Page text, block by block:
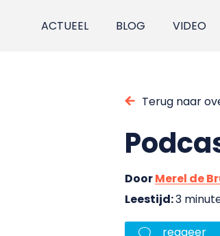
ACTUEEL BLOG VIDEO
Terug naar
DoorMerel de
Leestijd:3
reageer